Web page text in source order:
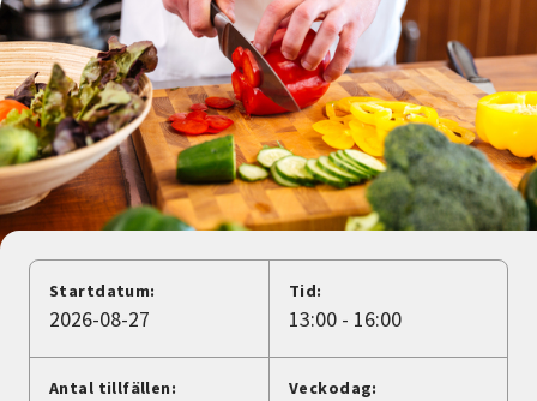
Om SV
Starta studiecirkel
Cirkelledare
Nyheter
Avdelningar
Lyssna
Startdatum:
2026-08-27
Tid:
13:00 - 16:00
Antal tillfällen: Veckodag: